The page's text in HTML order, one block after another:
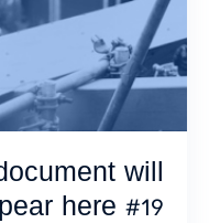
will
here #19